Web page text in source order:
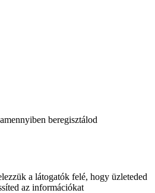
beregisztálod
a látogatók felé, hogy üzleteded
az információkat